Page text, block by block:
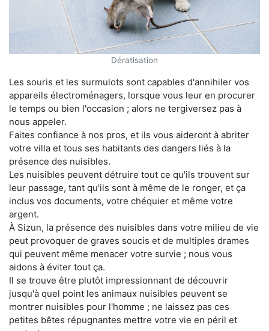
Dératisation
Les souris et les surmulots sont capables d'annihiler vos
appareils électroménagers, lorsque vous leur en procurer
le temps ou bien l'occasion ; alors ne tergiversez pas à
nous appeler.
Faites confiance à nos pros, et ils vous aideront à abriter
votre villa et tous ses habitants des dangers liés à la
présence des nuisibles.
Les nuisibles peuvent détruire tout ce qu'ils trouvent sur
leur passage, tant qu'ils sont à même de le ronger, et ça
inclus vos documents, votre chéquier et même votre
argent.
À Sizun, la présence des nuisibles dans votre milieu de vie
peut provoquer de graves soucis et de multiples drames
qui peuvent même menacer votre survie ; nous vous
aidons à éviter tout ça.
Il se trouve être plutôt impressionnant de découvrir
jusqu'à quel point les animaux nuisibles peuvent se
montrer nuisibles pour l'homme ; ne laissez pas ces
petites bêtes répugnantes mettre votre vie en péril et